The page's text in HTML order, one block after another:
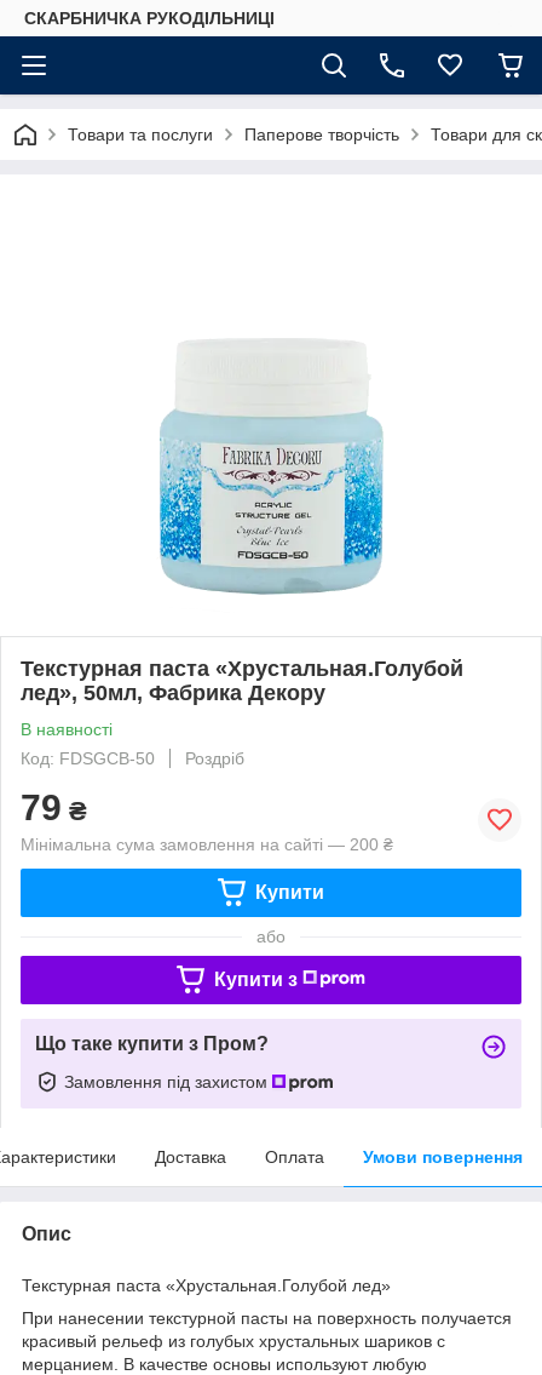
СКАРБНИЧКА РУКОДІЛЬНИЦІ
Товари та послуги Паперове творчість Товари для
Текстурная паста «Хрустальная.Голубой
лед», 50мл, Фабрика Декору
В наявності
Код: FDSGCB-50
Роздріб
79 ₴
Мінімальна сума замовлення на сайті — 200 ₴
Купити
або
Купити з
Що таке купити з Пром?
Замовлення під захистом
Доставка Оплата Умови повернення
Опис
Текстурная паста «Хрустальная.Голубой лед»
При нанесении текстурной пасты на поверхность получается
красивый рельеф из голубых хрустальных шариков с
мерцанием. В качестве основы используют любую